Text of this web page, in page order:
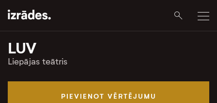
LUV
Liepājas teātris
PIEVIENOT VĒRTĒJUMU